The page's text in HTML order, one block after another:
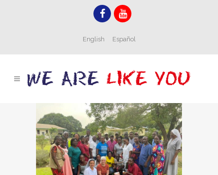
English Español